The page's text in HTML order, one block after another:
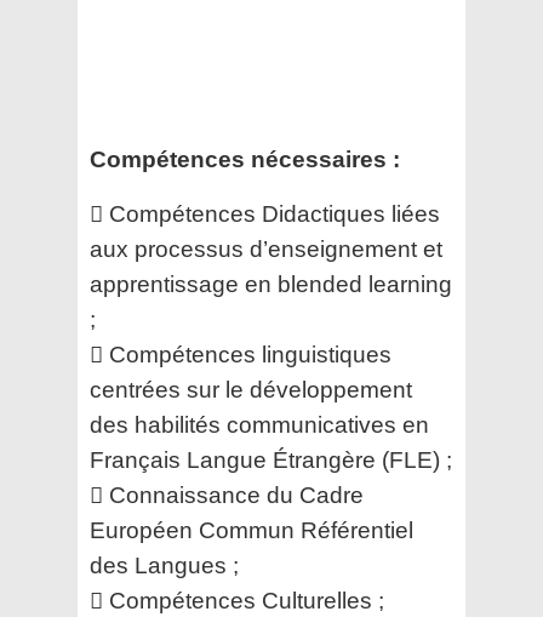
Compétences nécessaires :
 Compétences Didactiques liées
aux processus d’enseignement et
apprentissage en blended learning
;
 Compétences linguistiques
centrées sur le développement
des habilités communicatives en
Français Langue Étrangère (FLE) ;
 Connaissance du Cadre
Européen Commun Référentiel
des Langues ;
 Compétences Culturelles ;